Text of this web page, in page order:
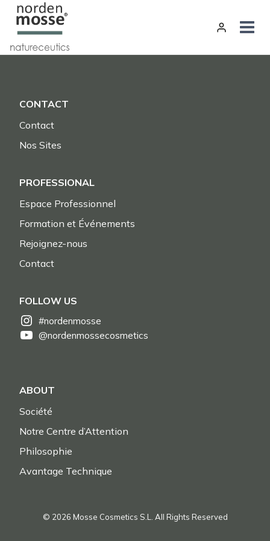
Aller
contenu
CONTACT
Contact
Nos Sites
PROFESSIONAL
Espace Professionnel
Formation et Événements
Rejoignez-nous
Contact
FOLLOW US
#nordenmosse
@nordenmossecosmetics
ABOUT
Société
Notre Centre d’Attention
Philosophie
Avantage Technique
© 2026 Mosse Cosmetics S.L. All Rights Reserved